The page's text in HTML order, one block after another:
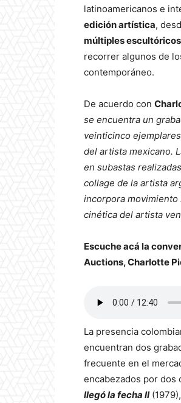
latinoamericanos e
edición artística,
múltiples escultóricos
recorrer algunos de
contemporáneo.
De acuerdo con
se encuentra un
veinticinco
del artista mexicano.
en subastas
collage de la artista
incorpora movimiento
cinética del artista
Escuche acá la
Auctions, Charlotte
La presencia
encuentran dos
frecuente en el
encabezados por dos
llegó la fecha II